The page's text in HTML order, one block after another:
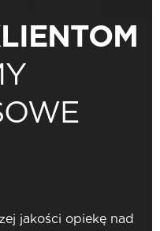
jakości opiekę nad